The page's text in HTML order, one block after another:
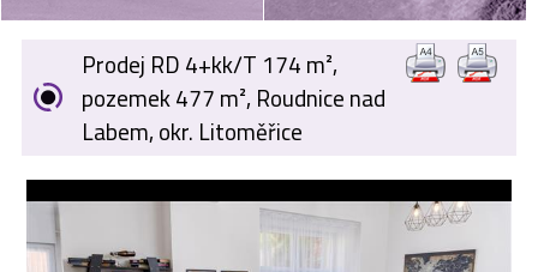
KARIÉRA
KONTAKT
O NÁS
Prodej RD 4+kk/T 174 m²,
pozemek 477 m², Roudnice nad
Labem, okr. Litoměřice